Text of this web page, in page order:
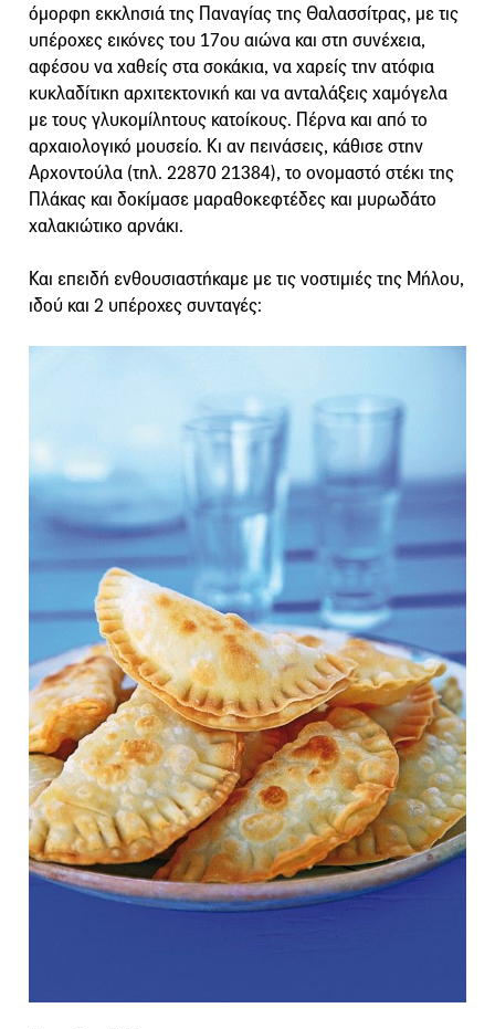
όμορφη εκκλησιά της Παναγίας της Θαλασσίτρας, με τις
υπέροχες εικόνες του 17ου αιώνα και στη συνέχεια,
αφέσου να χαθείς στα σοκάκια, να χαρείς την ατόφια
κυκλαδίτικη αρχιτεκτονική και να ανταλάξεις χαμόγελα
με τους γλυκομίλητους κατοίκους. Πέρνα και από το
αρχαιολογικό μουσείο. Κι αν πεινάσεις, κάθισε στην
Αρχοντούλα (τηλ. 22870 21384), το ονομαστό στέκι της
Πλάκας και δοκίμασε μαραθοκεφτέδες και μυρωδάτο
χαλακιώτικο αρνάκι.
Και επειδή ενθουσιαστήκαμε με τις νοστιμιές της Μήλου,
ιδού και 2 υπέροχες συνταγές: